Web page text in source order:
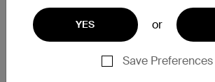
YES or
Save Preferences
Belkin F1DN202MOD-BA-4
Switch für zwei Monitore
2x F1DN2MOD-HC-H06 HDMI-Dual-
1x F1DN2MOD-CC-H06 Dual-Head-